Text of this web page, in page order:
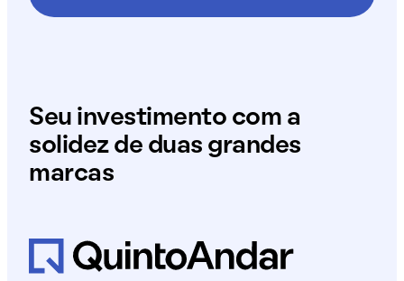
Seu investimento com a
solidez de duas grandes
marcas